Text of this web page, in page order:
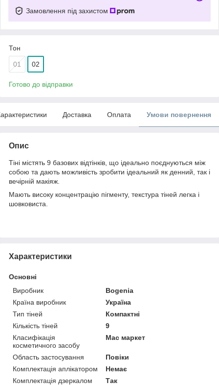
Замовлення під захистом
Тон
01 02
Готово до відправки
Доставка Оплата Умови повернення
Опис
Тіні містять 9 базових відтінків, що ідеально поєднуються між
собою та дають можливість зробити ідеальний як денний, так і
вечірній макіяж.
Мають високу концентрацію пігменту, текстура тіней легка і
шовковиста.
Характеристики
Основні
Виробник
Bogenia
Країна виробник
Україна
Тип тіней
Компактні
Кількість тіней
9
Класифікація
косметичного засобу
Мас маркет
Область застосування
Повіки
Комплектація аплікатором
Немає
Комплектація дзеркалом
Так